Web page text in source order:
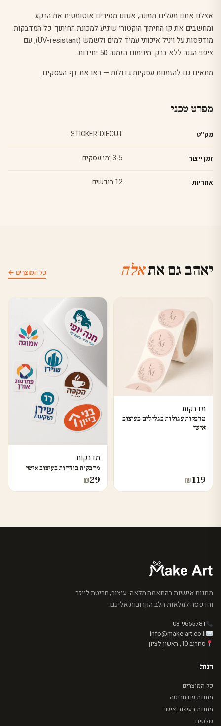
אצלנו אתם מעלים תמונה, אנחנו מסירים אוטומטית את הרקע
ומחשבים את קו החיתוך הוקטורי שיגיע למכונת החיתוך. כל המדבקות
מודפסות על ויניל איכותי עמיד למים ולשמש (UV-resistant), עם
ציפוי הגנה ללא ברק. מינימום הזמנה 50 יחידות.
מתאים גם להזמנות עסקיות גדולות — ראו את דף העסקים.
מפרט טכני
מק"ט STICKER-DIECUT
זמן ייצור 3-5 ימי עסקים
אחריות 12 חודשים
יאהב גם אתאלה כל המוצרים ←
מדבקות
מדבקות עגולות בגלילים בעיצוב
אישי
₪119
מדבקות
מדבקות בודדות בעיצוב אישי
₪29
מתנות אישיות בהתאמה מלאה. עיצוב, חריטת לייזר
והדפסה למלאות הלב הקרובות אליכם.
03-9655781
info@make-art.co.il
סחרוב 10, ראשון לציון
חנות
כל המוצרים
מתנות עם חריטה
מתנות בעיצוב אישי
שלטים